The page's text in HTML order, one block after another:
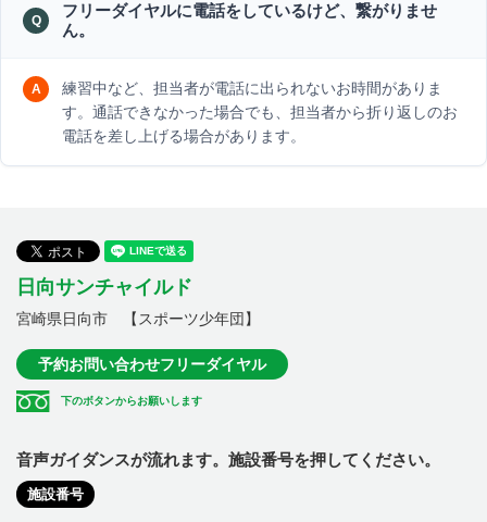
フリーダイヤルに電話をしているけど、繋がりませ
ん。
練習中など、担当者が電話に出られないお時間がありま
す。通話できなかった場合でも、担当者から折り返しのお
電話を差し上げる場合があります。
日向サンチャイルド
宮崎県日向市 【スポーツ少年団】
予約お問い合わせフリーダイヤル
下のボタンからお願いします
音声ガイダンスが流れます。施設番号を押してください。
施設番号